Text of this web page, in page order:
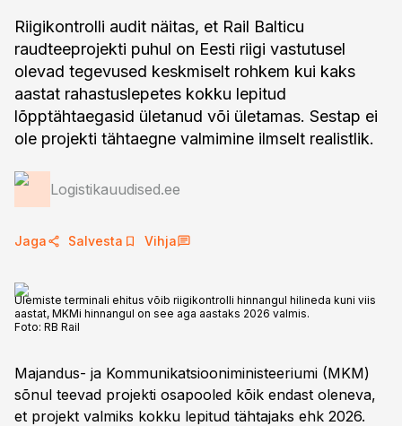
Riigikontrolli audit näitas, et Rail Balticu
raudteeprojekti puhul on Eesti riigi vastutusel
olevad tegevused keskmiselt rohkem kui kaks
aastat rahastuslepetes kokku lepitud
lõpptähtaegasid ületanud või ületamas. Sestap ei
ole projekti tähtaegne valmimine ilmselt realistlik.
Logistikauudised.ee
Jaga Salvesta Vihja
Ülemiste terminali ehitus võib riigikontrolli hinnangul hilineda kuni viis
aastat, MKMi hinnangul on see aga aastaks 2026 valmis.
Foto: RB Rail
Majandus- ja Kommunikatsiooniministeeriumi (MKM)
sõnul teevad projekti osapooled kõik endast oleneva,
et projekt valmiks kokku lepitud tähtajaks ehk 2026.